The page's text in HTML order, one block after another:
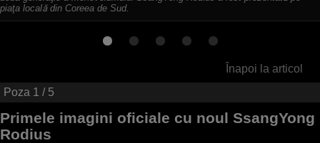
piaţa locală din Coreea de Sud.
Înapoi la articol
Poza 1 / 5
Primele imagini oficiale cu noul SsangYong
Rodius